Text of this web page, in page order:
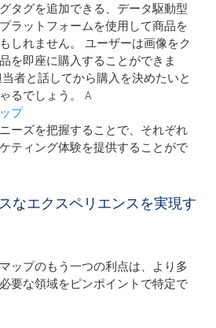
タグを追加できる、データ駆動型
ラットフォームを使用して商品を
しれません。 ユーザーは画像をク
を即座に購入することができま
者と話してから購入を決めたいと
るでしょう。 A
プ
ーズを把握することで、それぞれ
ティング体験を提供することがで
なエクスペリエンスを実現す
ップのもう一つの利点は、より多
要な領域をピンポイントで特定で